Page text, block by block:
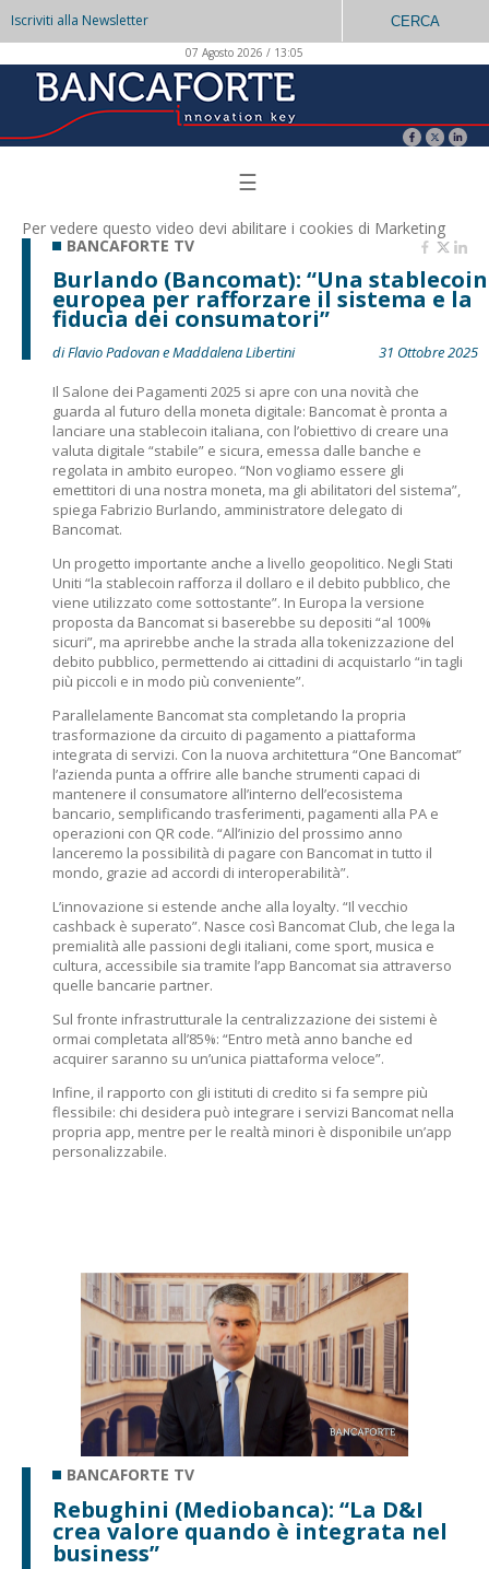
Iscriviti alla Newsletter CERCA
07 Agosto 2026 / 13:05
☰
Per vedere questo video devi abilitare i cookies di Marketing
BANCAFORTE TV
Burlando (Bancomat): “Una stablecoin
europea per rafforzare il sistema e la
fiducia dei consumatori”
di Flavio Padovan e Maddalena Libertini
31 Ottobre 2025
Il Salone dei Pagamenti 2025 si apre con una novità che
guarda al futuro della moneta digitale: Bancomat è pronta a
lanciare una stablecoin italiana, con l’obiettivo di creare una
valuta digitale “stabile” e sicura, emessa dalle banche e
regolata in ambito europeo. “Non vogliamo essere gli
emettitori di una nostra moneta, ma gli abilitatori del sistema”,
spiega Fabrizio Burlando, amministratore delegato di
Bancomat.
Un progetto importante anche a livello geopolitico. Negli Stati
Uniti “la stablecoin rafforza il dollaro e il debito pubblico, che
viene utilizzato come sottostante”. In Europa la versione
proposta da Bancomat si baserebbe su depositi “al 100%
sicuri”, ma aprirebbe anche la strada alla tokenizzazione del
debito pubblico, permettendo ai cittadini di acquistarlo “in tagli
più piccoli e in modo più conveniente”.
Parallelamente Bancomat sta completando la propria
trasformazione da circuito di pagamento a piattaforma
integrata di servizi. Con la nuova architettura “One Bancomat”
l’azienda punta a offrire alle banche strumenti capaci di
mantenere il consumatore all’interno dell’ecosistema
bancario, semplificando trasferimenti, pagamenti alla PA e
operazioni con QR code. “All’inizio del prossimo anno
lanceremo la possibilità di pagare con Bancomat in tutto il
mondo, grazie ad accordi di interoperabilità”.
L’innovazione si estende anche alla loyalty. “Il vecchio
cashback è superato”. Nasce così Bancomat Club, che lega la
premialità alle passioni degli italiani, come sport, musica e
cultura, accessibile sia tramite l’app Bancomat sia attraverso
quelle bancarie partner.
Sul fronte infrastrutturale la centralizzazione dei sistemi è
ormai completata all’85%: “Entro metà anno banche ed
acquirer saranno su un’unica piattaforma veloce”.
Infine, il rapporto con gli istituti di credito si fa sempre più
flessibile: chi desidera può integrare i servizi Bancomat nella
propria app, mentre per le realtà minori è disponibile un’app
personalizzabile.
BANCAFORTE TV
Rebughini (Mediobanca): “La D&I
crea valore quando è integrata nel
business”